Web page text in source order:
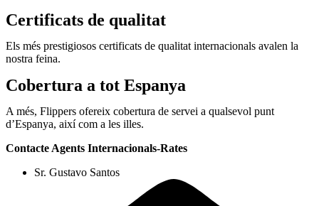
Certificats de qualitat
Els més prestigiosos certificats de qualitat internacionals avalen la
nostra feina.
Cobertura a tot Espanya
A més, Flippers ofereix cobertura de servei a qualsevol punt
d’Espanya, així com a les illes.
Contacte Agents Internacionals-Rates
Sr. Gustavo Santos